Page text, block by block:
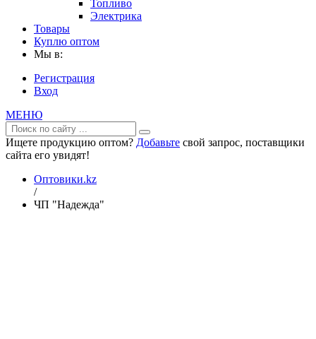
Топливо
Электрика
Товары
Куплю оптом
Мы в:
Регистрация
Вход
МЕНЮ
Ищете продукцию оптом? Добавьте свой запрос, поставщики
сайта его увидят!
Оптовики.kz
/
ЧП "Надежда"